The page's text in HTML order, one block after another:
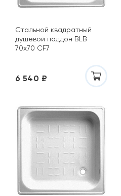
Стальной квадратный
душевой поддон BLB
70х70 CF7
6 540 ₽